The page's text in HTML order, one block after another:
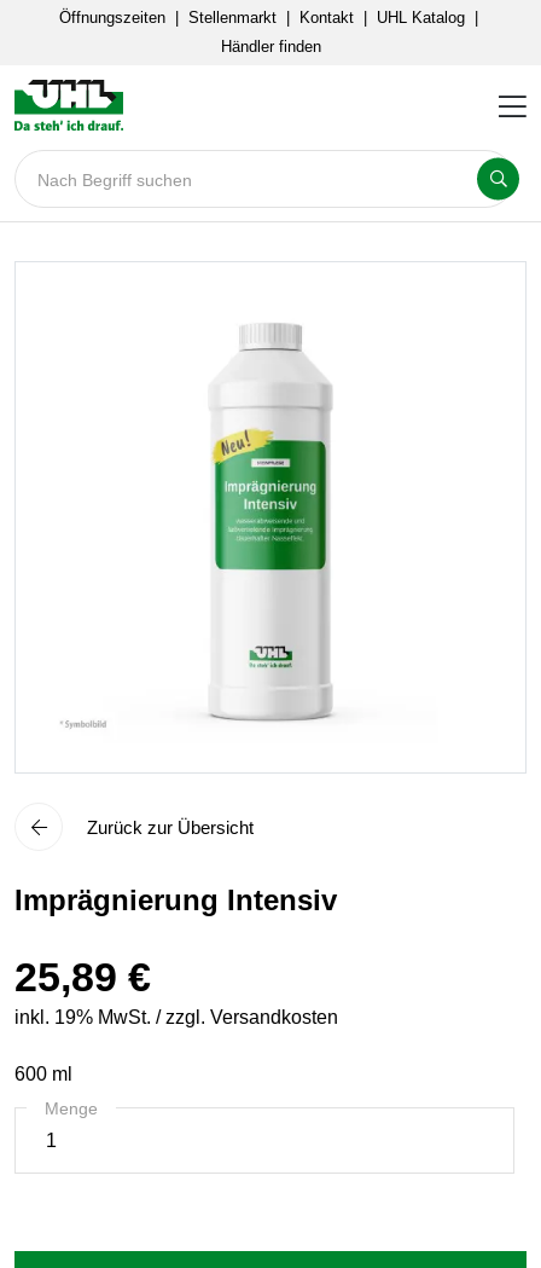
Öffnungszeiten Stellenmarkt Kontakt UHL Katalog
Händler finden
Nach Begriff suchen
Zurück zur Übersicht
Imprägnierung Intensiv
25,89 €
inkl. 19% MwSt. / zzgl. Versandkosten
600 ml
Menge